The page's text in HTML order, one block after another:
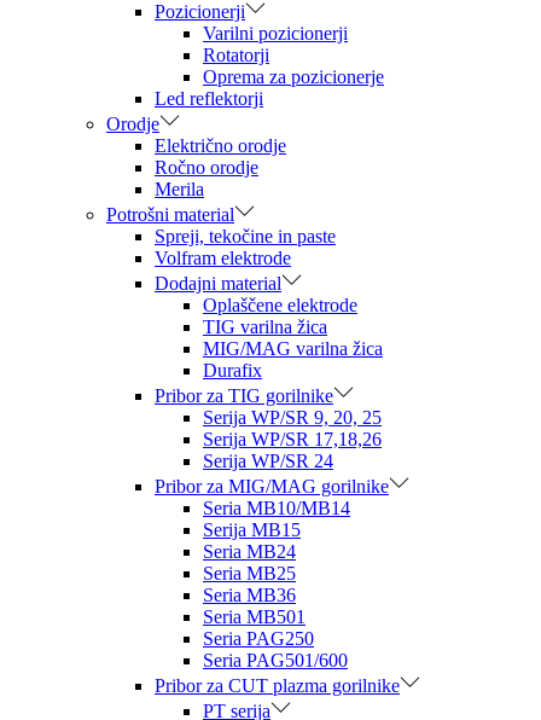
Pozicionerji
Varilni pozicionerji
Rotatorji
Oprema za pozicionerje
Led reflektorji
Orodje
Električno orodje
Ročno orodje
Merila
Potrošni material
Spreji, tekočine in paste
Volfram elektrode
Dodajni material
Oplaščene elektrode
TIG varilna žica
MIG/MAG varilna žica
Durafix
Pribor za TIG gorilnike
Serija WP/SR 9, 20, 25
Serija WP/SR 17,18,26
Serija WP/SR 24
Pribor za MIG/MAG gorilnike
Seria MB10/MB14
Serija MB15
Seria MB24
Seria MB25
Seria MB36
Seria MB501
Seria PAG250
Seria PAG501/600
Pribor za CUT plazma gorilnike
PT serija